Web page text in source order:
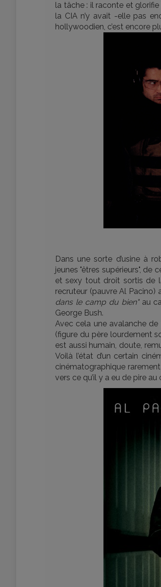
la tâche : il raconte et
la CIA n’y avait -elle pas
hollywoodien, c’est encore
Dans une sorte d’usine à
jeunes "êtres supérieurs", de
et sexy tout droit sortis de
recruteur (pauvre Al Pacino)
dans le camp du bien"au
George Bush.
Avec cela une avalanche
(figure du père lourdement
est aussi humain, doute,
Voilà l’état d’un certain
cinématographique
vers ce qu’il y a eu de pire